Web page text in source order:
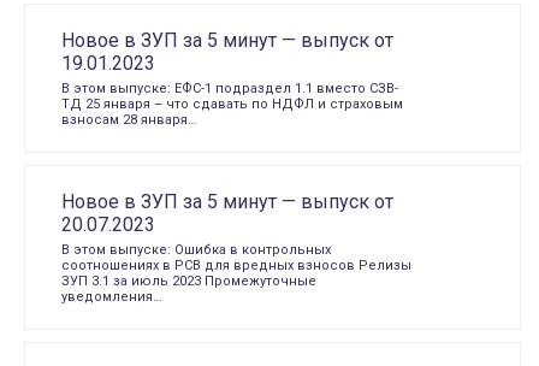
Новое в ЗУП за 5 минут — выпуск от
19.01.2023
В этом выпуске: ЕФС-1 подраздел 1.1 вместо СЗВ-
ТД 25 января – что сдавать по НДФЛ и страховым
взносам 28 января…
Новое в ЗУП за 5 минут — выпуск от
20.07.2023
В этом выпуске: Ошибка в контрольных
соотношениях в РСВ для вредных взносов Релизы
ЗУП 3.1 за июль 2023 Промежуточные
уведомления…